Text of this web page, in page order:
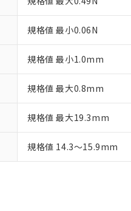
規格値 最小0.06N
規格値 最小1.0mm
規格値 最大0.8mm
規格値 最大19.3mm
規格値 14.3～15.9mm